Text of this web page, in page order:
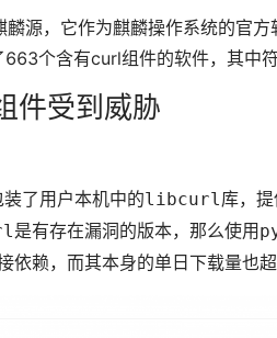
源，它作为麒麟操作系统的官
个含有curl组件的软件，其中
件受到威胁
装了用户本机中的libcurl 库，
是有存在漏洞的版本，那么使用
依赖，而其本身的单日下载量也